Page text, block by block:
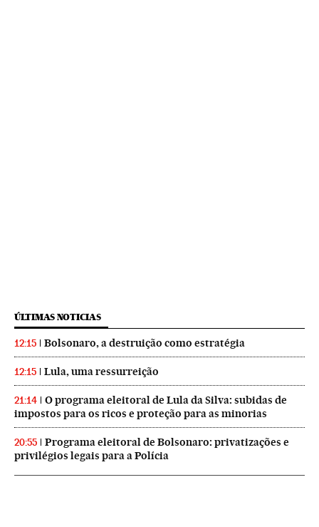
ÚLTIMAS NOTICIAS
12:15 Bolsonaro, a destruição como estratégia
12:15 Lula, uma ressurreição
21:14
O programa eleitoral de Lula da Silva: subidas de
impostos para os ricos e proteção para as minorias
20:55
Programa eleitoral de Bolsonaro: privatizações e
privilégios legais para a Polícia